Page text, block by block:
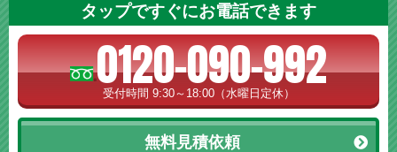
タップですぐにお電話できます
0120-090-992
受付時間 9:30～18:00（水曜日定休）
無料見積依頼